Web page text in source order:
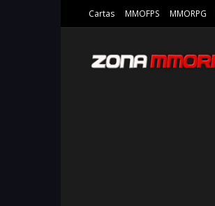
Cartas MMOFPS MMORPG